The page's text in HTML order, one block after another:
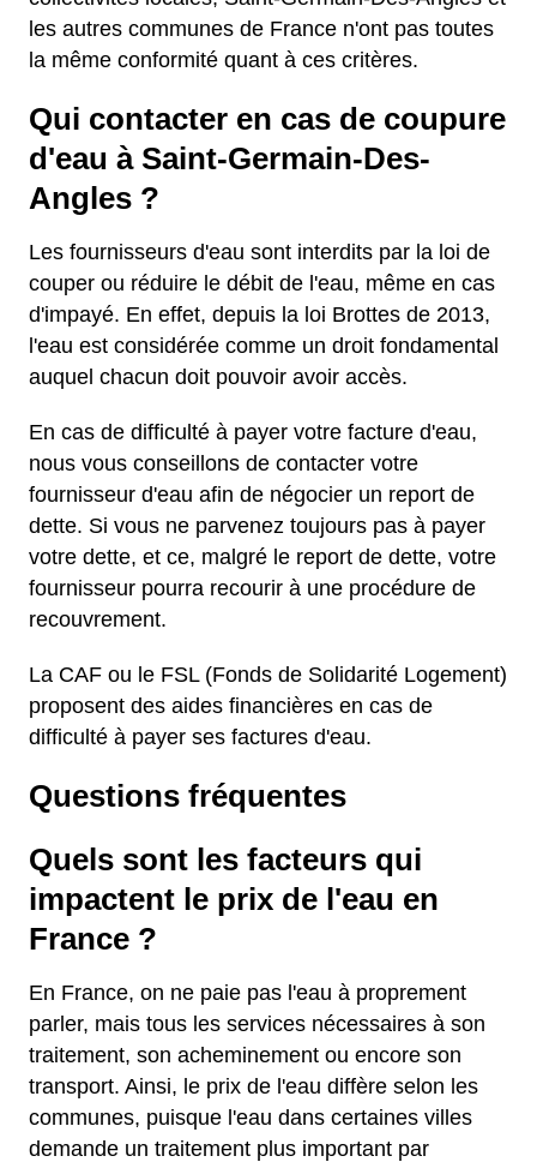
les autres communes de France n'ont pas toutes
la même conformité quant à ces critères.
Qui contacter en cas de coupure
d'eau à Saint-Germain-Des-
Angles ?
Les fournisseurs d'eau sont interdits par la loi de
couper ou réduire le débit de l'eau, même en cas
d'impayé. En effet, depuis la loi Brottes de 2013,
l'eau est considérée comme un droit fondamental
auquel chacun doit pouvoir avoir accès.
En cas de difficulté à payer votre facture d'eau,
nous vous conseillons de contacter votre
fournisseur d'eau afin de négocier un report de
dette. Si vous ne parvenez toujours pas à payer
votre dette, et ce, malgré le report de dette, votre
fournisseur pourra recourir à une procédure de
recouvrement.
La CAF ou le FSL (Fonds de Solidarité Logement)
proposent des aides financières en cas de
difficulté à payer ses factures d'eau.
Questions fréquentes
Quels sont les facteurs qui
impactent le prix de l'eau en
France ?
En France, on ne paie pas l'eau à proprement
parler, mais tous les services nécessaires à son
traitement, son acheminement ou encore son
transport. Ainsi, le prix de l'eau diffère selon les
communes, puisque l'eau dans certaines villes
demande un traitement plus important par